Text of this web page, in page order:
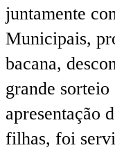
juntamente
Municipais,
bacana,
grande
apresentação
filhas, foi